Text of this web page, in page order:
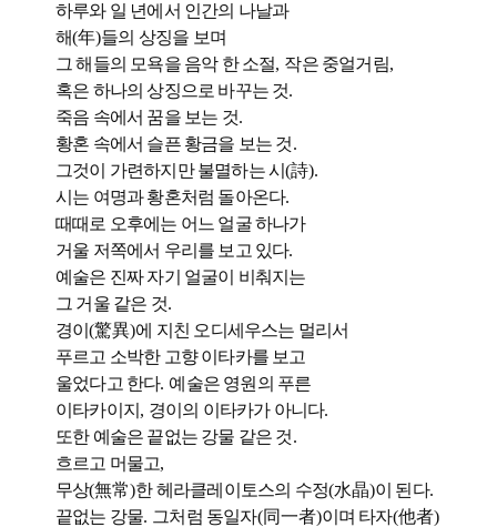
하루와 일 년에서 인간의 나날과
해(年)들의 상징을 보며
그 해들의 모욕을 음악 한 소절, 작은 중얼거림,
혹은 하나의 상징으로 바꾸는 것.
죽음 속에서 꿈을 보는 것.
황혼 속에서 슬픈 황금을 보는 것.
그것이 가련하지만 불멸하는 시(詩).
시는 여명과 황혼처럼 돌아온다.
때때로 오후에는 어느 얼굴 하나가
거울 저쪽에서 우리를 보고 있다.
예술은 진짜 자기 얼굴이 비춰지는
그 거울 같은 것.
경이(驚異)에 지친 오디세우스는 멀리서
푸르고 소박한 고향 이타카를 보고
울었다고 한다. 예술은 영원의 푸른
이타카이지 , 경이의 이타카가 아니다.
또한 예술은 끝없는 강물 같은 것.
흐르고 머물고,
무상(無常)한 헤라클레이토스의 수정(水晶)이 된다.
끝없는 강물. 그처럼 동일자(同一者)이며 타자(他者)